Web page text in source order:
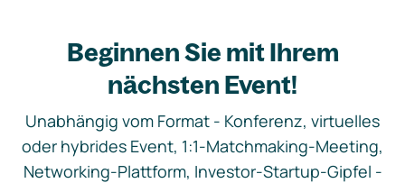
Beginnen Sie mit Ihrem
nächsten Event!
Unabhängig vom Format - Konferenz, virtuelles
oder hybrides Event, 1:1-Matchmaking-Meeting,
Networking-Plattform, Investor-Startup-Gipfel -